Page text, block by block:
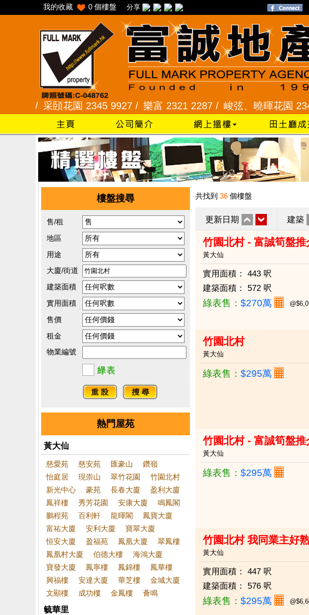
我的收藏 0 個樓盤 分享
采頣花園 2345 9927 / 樂富 2321 2287 / 峻弦、曉暉花園 2345
樓盤搜尋
售/租
地區
用途
大廈/街道
建築面積
實用面積
售價
租金
物業編號
熱門屋苑
黃大仙
慈愛苑 慈安苑 匯豪山
鑽嶺
怡庭居
現崇山 翠竹花園
竹園北村
新光中心
豪苑 長春大廈
盈利大廈
鳳祥樓
秀芳花園 安康大廈
鳴鳳閣
鵬程苑
百利軒 龍暉閣
鳳寶大廈
富祐大廈
安利大廈
寶翠大廈
恒安大廈
盈福苑 鳳凰大廈
翠鳳樓
鳳凰村大廈
伯德大樓
海鴻大廈
寶發大廈
鳳寧樓 鳳錦樓
鳳華樓
興福樓
安達大廈 華芝樓
金城大廈
文顯樓
成功樓 金鳳樓 薈鳴
毓華里
共找到 36 個樓盤
更新日期 建築
竹園北村 - 富誠筍盤推
黃大仙
實用面積：
443 呎
建築面積：
572 呎
綠表售： $270萬
竹園北村
黃大仙
綠表售： $295萬
竹園北村 - 富誠筍盤推
黃大仙
綠表售： $295萬
竹園北村 我同業主好
黃大仙
實用面積：
447 呎
建築面積：
576 呎
綠表售： $295萬